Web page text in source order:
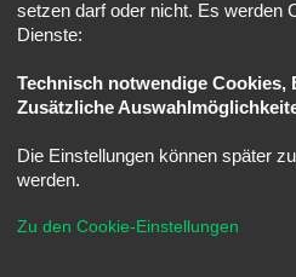
Powered byphpBB® Forum
setzen darf oder nicht. Es werden
Dienste:
Technisch notwendige Cookies,
Zusätzliche
Die Einstellungen können später
werden.
Zu den Cookie-Einstellungen